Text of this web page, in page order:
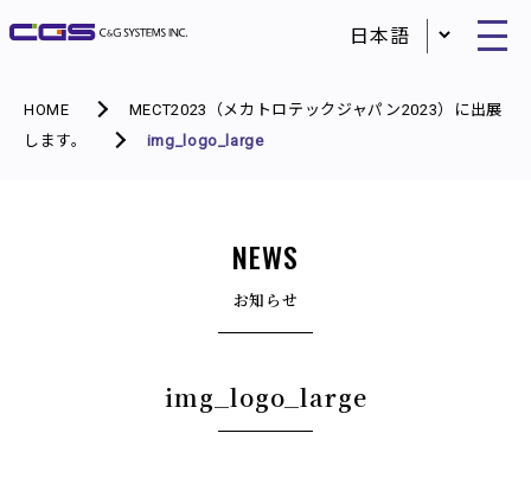
HOME
MECT2023（メカトロテックジャパン2023）に出展
します。
img_logo_large
NEWS
お知らせ
img_logo_large